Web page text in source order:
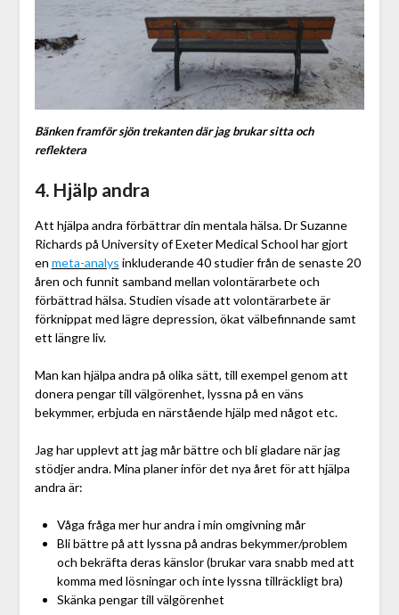
Bänken framför sjön trekanten där jag brukar sitta och
reflektera
4. Hjälp andra
Att hjälpa andra förbättrar din mentala hälsa. Dr Suzanne
Richards på University of Exeter Medical School har gjort
en meta-analys inkluderande 40 studier från de senaste 20
åren och funnit samband mellan volontärarbete och
förbättrad hälsa. Studien visade att volontärarbete är
förknippat med lägre depression, ökat välbefinnande samt
ett längre liv.
Man kan hjälpa andra på olika sätt, till exempel genom att
donera pengar till välgörenhet, lyssna på en väns
bekymmer, erbjuda en närstående hjälp med något etc.
Jag har upplevt att jag mår bättre och bli gladare när jag
stödjer andra. Mina planer inför det nya året för att hjälpa
andra är:
Våga fråga mer hur andra i min omgivning mår
Bli bättre på att lyssna på andras bekymmer/problem
och bekräfta deras känslor (brukar vara snabb med att
komma med lösningar och inte lyssna tillräckligt bra)
Skänka pengar till välgörenhet